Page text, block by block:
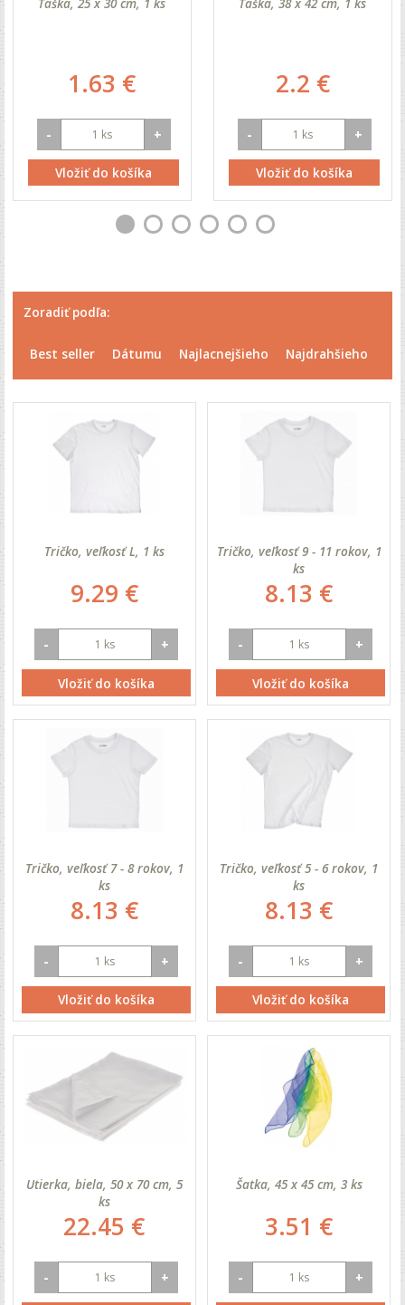
Taška, 25 x 30 cm, 1 ks
1.63 €
- +
Vložiť do košíka
Taška, 38 x 42 cm, 1 ks
2.2 €
- +
Vložiť do košíka
Zoradiť podľa:
Best seller Dátumu Najlacnejšieho Najdrahšieho
Tričko, veľkosť L, 1 ks
9.29 €
- +
Vložiť do košíka
Tričko, veľkosť 9 - 11 rokov, 1
ks
8.13 €
- +
Vložiť do košíka
Tričko, veľkosť 7 - 8 rokov, 1
ks
8.13 €
- +
Vložiť do košíka
Tričko, veľkosť 5 - 6 rokov, 1
ks
8.13 €
- +
Vložiť do košíka
Utierka, biela, 50 x 70 cm, 5
ks
22.45 €
- +
Šatka, 45 x 45 cm, 3 ks
3.51 €
- +